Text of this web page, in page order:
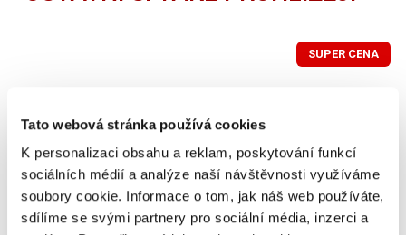
Tato webová stránka používá cookies
K personalizaci obsahu a reklam, poskytování funkcí
sociálních médií a analýze naší návštěvnosti využíváme
soubory cookie. Informace o tom, jak náš web používáte,
sdílíme se svými partnery pro sociální média, inzerci a
SUPER CENA